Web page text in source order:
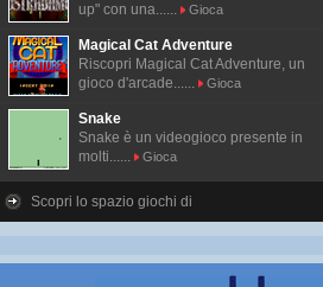
up" con una......
Gioca
Magical Cat Adventure
Riscopri Magical Cat Adventure, un
gioco d'arcade......
Gioca
Snake
Snake è un videogioco presente in
molti......
Gioca
Scopri lo spazio giochi di